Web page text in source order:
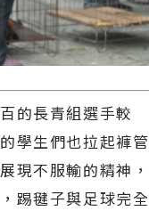
的長青組選手較
學生們也拉起褲管
現不服輸的精神，
踢毽子與足球完全